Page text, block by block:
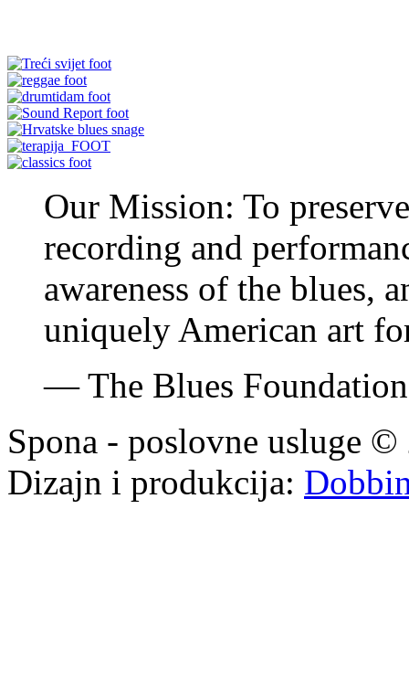
Our Mission: To
recording and
awareness of the blues,
uniquely American art
—The Blues
Spona - poslovne usluge
Dizajn i produkcija: